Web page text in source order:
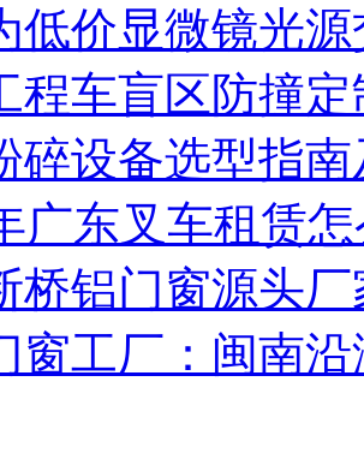
低价显微镜光
程车盲区防撞
碎设备选型指
广东叉车租赁
桥铝门窗源头
窗工厂：闽南